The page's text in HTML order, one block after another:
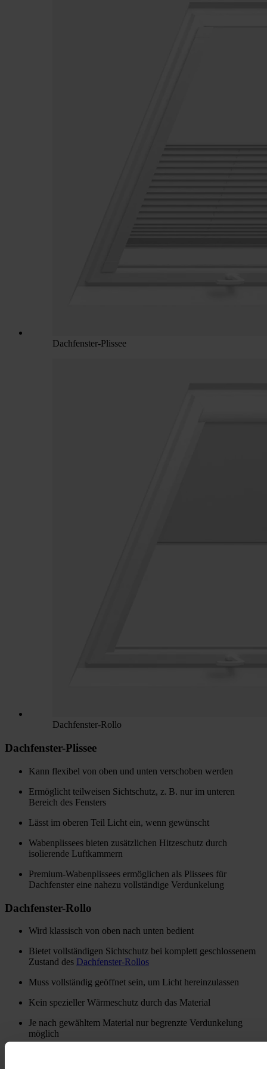
Dachfenster-Plissee
Dachfenster-Rollo
Dachfenster-Plissee
Kann flexibel von oben und unten verschoben werden
Ermöglicht teilweisen Sichtschutz, z. B. nur im unteren
Bereich des Fensters
Lässt im oberen Teil Licht ein, wenn gewünscht
Wabenplissees bieten zusätzlichen Hitzeschutz durch
isolierende Luftkammern
Premium-Wabenplissees ermöglichen als Plissees für
Dachfenster eine nahezu vollständige Verdunkelung
Dachfenster-Rollo
Wird klassisch von oben nach unten bedient
Bietet vollständigen Sichtschutz bei komplett geschlossenem
Zustand des Dachfenster-Rollos
Muss vollständig geöffnet sein, um Licht hereinzulassen
Kein spezieller Wärmeschutz durch das Material
Je nach gewähltem Material nur begrenzte Verdunkelung
möglich